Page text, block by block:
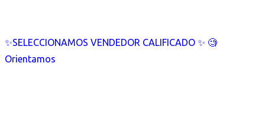
✨SELECCIONAMOS VENDEDOR CALIFICADO ✨ 🧐
Orientamos